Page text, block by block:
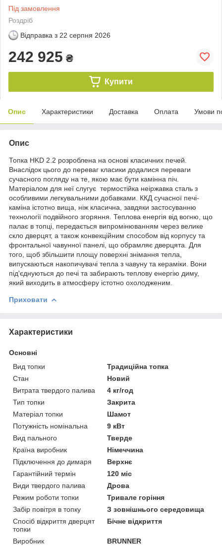
Під замовлення
Роздріб
Відправка з 22 серпня 2026
242 925 ₴
Купити
Опис Характеристики Доставка Оплата Умови
Опис
Топка HKD 2.2 розроблена на основі класичних печей.
Внаслідок цього до переваг класики додалися переваги
сучасного погляду на те, якою має бути камінна піч.
Матеріалом для неї слугує термостійка неіржавка сталь з
особливими легкувальними добавками. ККД сучасної печі-
каміна істотно вища, ніж класична, завдяки застосуванню
технології подвійного згоряння. Теплова енергія від вогню, що
палає в топці, передається випромінюванням через велике
скло дверцят, а також конвекційним способом від корпусу та
фронтальної чавунної панелі, що обрамляє дверцята. Для
того, щоб збільшити площу поверхні знімання тепла,
випускаються накопичувачі тепла з чавуну та кераміки. Вони
під'єднуються до печі та забирають теплову енергію диму,
який виходить в атмосферу істотно охолодженим.
Приховати
Характеристики
Основні
Вид топки
Традиційна топка
Стан
Новий
Витрата твердого палива
4 кг/год
Тип топки
Закрита
Матеріал топки
Шамот
Потужність номінальна
9 кВт
Вид пального
Тверде
Країна виробник
Німеччина
Підключення до димаря
Верхнє
Гарантійний термін
120 міс
Види твердого палива
Дрова
Режим роботи топки
Тривале горіння
Забір повітря в топку
З зовнішнього середовища
Спосіб відкриття дверцят
топки
Бічне відкриття
Виробник
BRUNNER